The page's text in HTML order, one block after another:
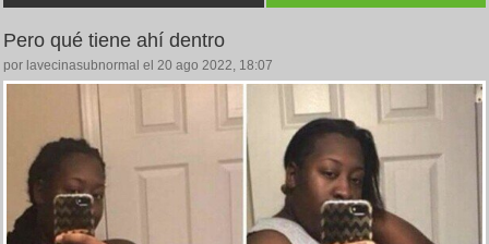
Pero qué tiene ahí dentro
por lavecinasubnormal el 20 ago 2022, 18:07